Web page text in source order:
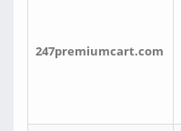
247premiumcart.com